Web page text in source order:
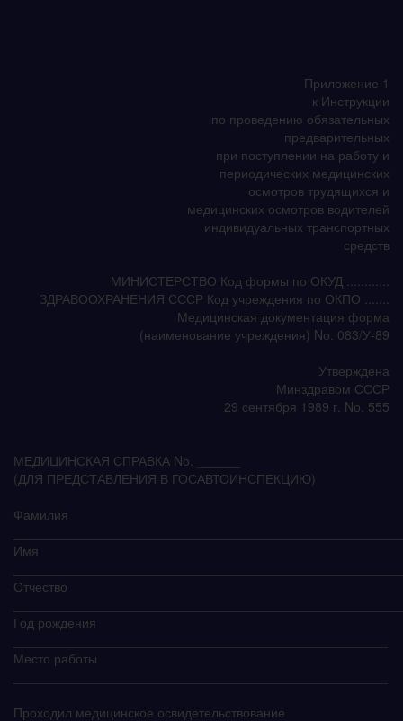
Приложение 1
к Инструкции
по проведению обязательных
предварительных
при поступлении на работу и
периодических медицинских
осмотров трудящихся и
медицинских осмотров водителей
индивидуальных транспортных
средств
МИНИСТЕРСТВО Код формы по ОКУД ............
ЗДРАВООХРАНЕНИЯ СССР Код учреждения по ОКПО .......
Медицинская документация форма
(наименование учреждения) Nо. 083/У-89
Утверждена
Минздравом СССР
29 сентября 1989 г. Nо. 555
МЕДИЦИНСКАЯ СПРАВКА Nо. ______
(ДЛЯ ПРЕДСТАВЛЕНИЯ В ГОСАВТОИНСПЕКЦИЮ)
Фамилия
Имя
Отчество
Год рождения
Место работы
Проходил медицинское освидетельствование